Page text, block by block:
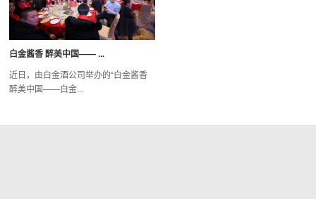
白金酱香 醉美中国—— ...
近日，由白金酒公司举办的“白金酱香
醉美中国——白金...